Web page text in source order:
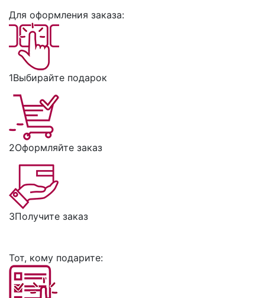
Для оформления заказа:
1Выбирайте подарок
2Оформляйте заказ
3Получите заказ
Тот, кому подарите: